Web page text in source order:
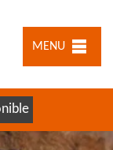
MENU